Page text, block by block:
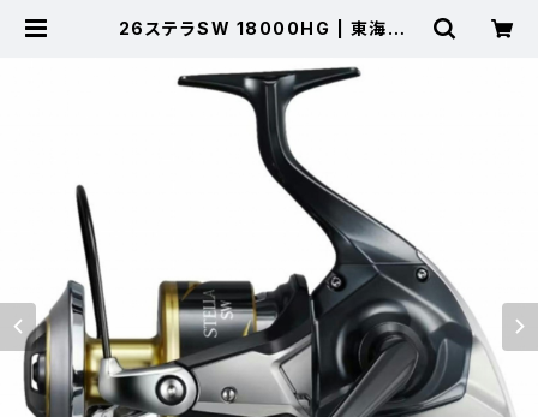
26ステラSW 18000HG | 東海つり